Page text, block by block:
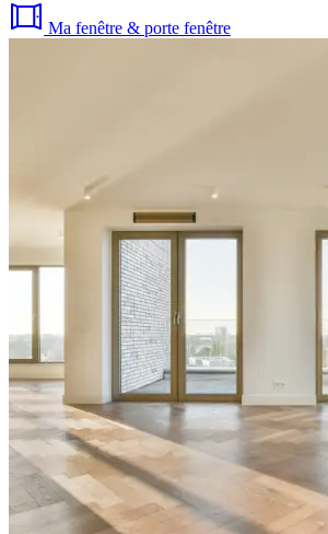
Ma fenêtre & porte fenêtre